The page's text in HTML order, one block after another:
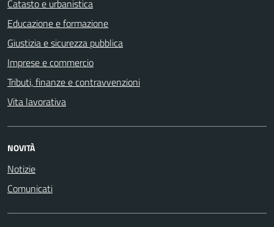
Catasto e urbanistica
Educazione e formazione
Giustizia e sicurezza pubblica
Imprese e commercio
Tributi, finanze e contravvenzioni
Vita lavorativa
NOVITÀ
Notizie
Comunicati